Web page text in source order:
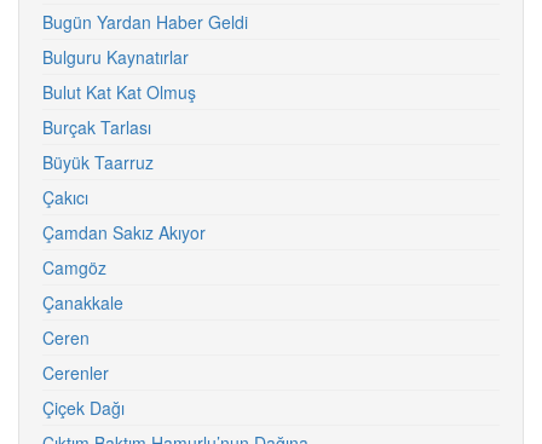
Bugün Yardan Haber Geldi
Bulguru Kaynatırlar
Bulut Kat Kat Olmuş
Burçak Tarlası
Büyük Taarruz
Çakıcı
Çamdan Sakız Akıyor
Camgöz
Çanakkale
Ceren
Cerenler
Çiçek Dağı